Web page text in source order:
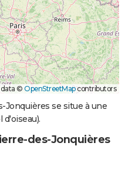
data ©OpenStreetMapcontributors
se situe à une
d'oiseau).
des-Jonquières